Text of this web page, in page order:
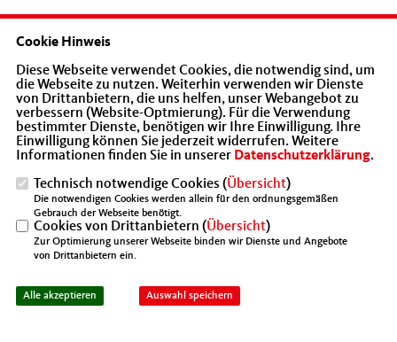
Angebot nicht.
Stimme der Wirtschaft mit der sozialen Marktwirtschaft als
klares Leitbild
IMPRESSUM DATENSCHUTZ
Mittelstands- und Wirtschaftsunion Berlin
Cookie Hinweis
Diese Webseite verwendet Cookies, die notwendig sind, um
die Webseite zu nutzen. Weiterhin verwenden wir Dienste
von Drittanbietern, die uns helfen, unser Webangebot zu
verbessern (Website-Optmierung). Für die Verwendung
bestimmter Dienste, benötigen wir Ihre Einwilligung. Ihre
Einwilligung können Sie jederzeit widerrufen. Weitere
Informationen finden Sie in unserer Datenschutzerklärung.
Technisch notwendige Cookies (Übersicht)
Die notwendigen Cookies werden allein für den ordnungsgemäßen
Gebrauch der Webseite benötigt.
Cookies von Drittanbietern (Übersicht)
Zur Optimierung unserer Webseite binden wir Dienste und Angebote
von Drittanbietern ein.
Alle akzeptieren Auswahl speichern